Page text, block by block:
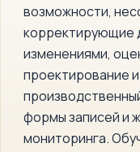
возможности,
корректирующие
изменениями,
проектирование
формы записей и
мониторинга.